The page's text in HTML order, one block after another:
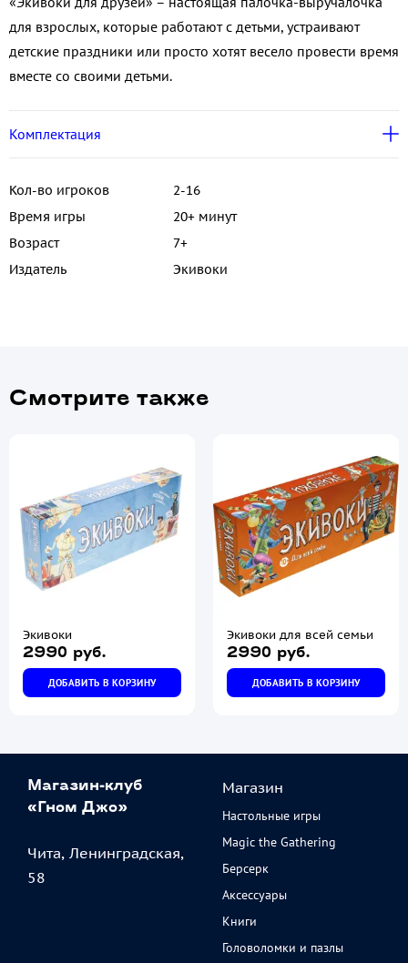
для взрослых, которые работают с детьми, устраивают
детские праздники или просто хотят весело провести время
вместе со своими детьми.
Комплектация
Кол-во игроков
2-16
Время игры
20+ минут
Возраст
7+
Издатель
Экивоки
Смотрите также
Экивоки
2990 руб.
ДОБАВИТЬ В КОРЗИНУ
Экивоки для всей семьи
2990 руб.
ДОБАВИТЬ В КОРЗИНУ
Магазин-клуб
«Гном Джо»
Чита, Ленинградская,
58
Магазин
Настольные игры
Magic the Gathering
Берсерк
Аксессуары
Книги
Головоломки и пазлы